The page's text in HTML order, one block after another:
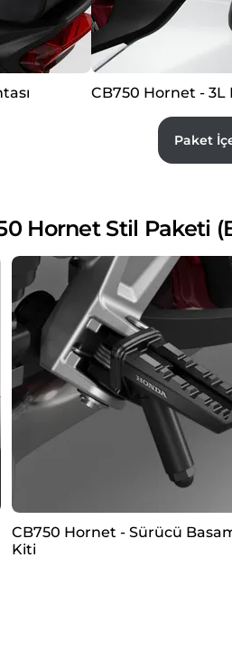
CB750 Hornet - 3L
Paket
Hornet Stil Paketi
CB750 Hornet - Sürücü
Kiti